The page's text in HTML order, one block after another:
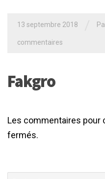
13 septembre 2018
commentaires
Fakgro
Les commentaires pour
fermés.